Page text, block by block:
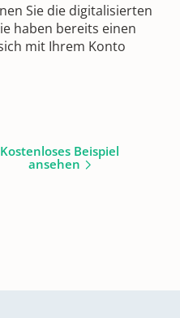
Sie die digitalisierten
haben bereits einen
mit Ihrem Konto
Kostenloses Beispiel
ansehen